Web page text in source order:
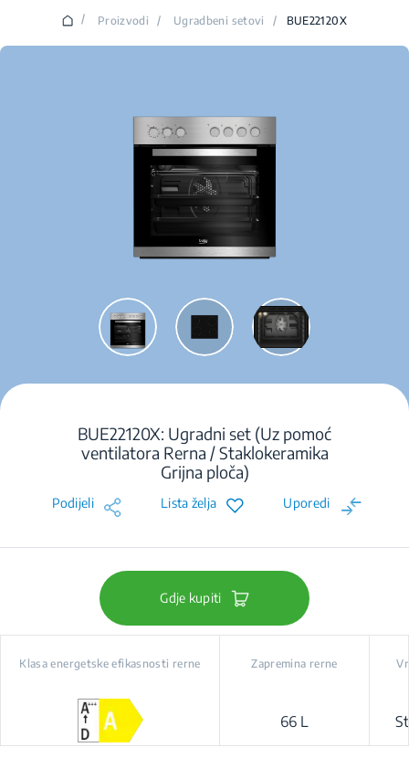
/ Proizvodi / Ugradbeni setovi / BUE22120X
BUE22120X: Ugradni set (Uz pomoć
ventilatora Rerna / Staklokeramika
Grijna ploča)
Podijeli Lista želja Uporedi
Gdje kupiti
Klasa energetske efikasnosti rerne Zapremina rerne
66 L